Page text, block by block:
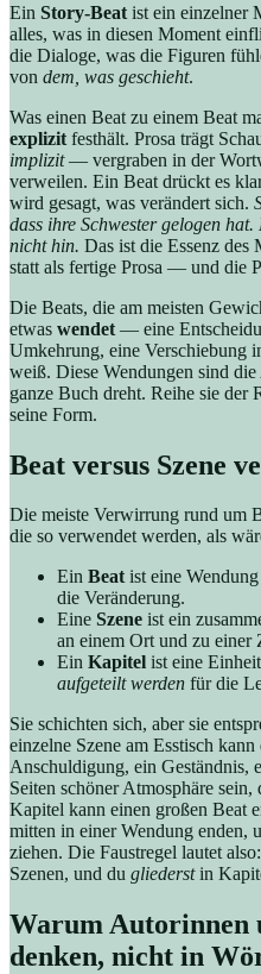
Ein Story-Beat ist ein einzelner
alles, was in diesen Moment
die Dialoge, was die Figuren
von dem, was geschieht.
Was einen Beat zu einem Beat
explizit festhält. Prosa trägt
implizit— vergraben in der
verweilen. Ein Beat drückt es
wird gesagt, was verändert sich.
dass ihre Schwester gelogen
nicht hin. Das ist die Essenz des
statt als fertige Prosa — und die
Die Beats, die am meisten
etwas wendet — eine
Umkehrung, eine Verschiebung
weiß. Diese Wendungen sind
ganze Buch dreht. Reihe sie der
seine Form.
Beat versus Szene
Die meiste Verwirrung rund um
die so verwendet werden, als
Ein Beatist eine
die Veränderung.
Eine Szene ist ein
an einem Ort und zu
Ein Kapitel ist eine
aufgeteilt werden für die
Sie schichten sich, aber sie
einzelne Szene am Esstisch
Anschuldigung, ein Geständnis,
Seiten schöner Atmosphäre
Kapitel kann einen großen Beat
mitten in einer Wendung enden,
ziehen. Die Faustregel lautet
Szenen, und du gliederstin
Warum Autorinnen
denken, nicht in